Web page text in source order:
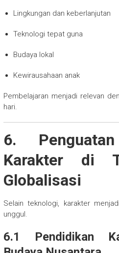
Lingkungan dan keberlanjutan
Teknologi tepat guna
Budaya lokal
Kewirausahaan anak
Pembelajaran menjadi relevan
hari.
6.
Karakter di
Globalisasi
Selain teknologi, karakter
unggul.
6.1 Pendidikan